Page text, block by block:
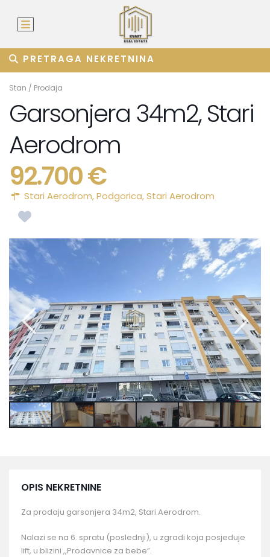
PRETRAGA NEKRETNINA
Stan / Prodaja
Garsonjera 34m2, Stari
Aerodrom
92.700 €
Stari Aerodrom,Podgorica,Stari Aerodrom
OPIS NEKRETNINE
Za prodaju garsonjera 34m2, Stari Aerodrom.
Nalazi se na 6. spratu (poslednji), u zgradi koja posjeduje
lift, u blizini ,,Prodavnice za bebe”.